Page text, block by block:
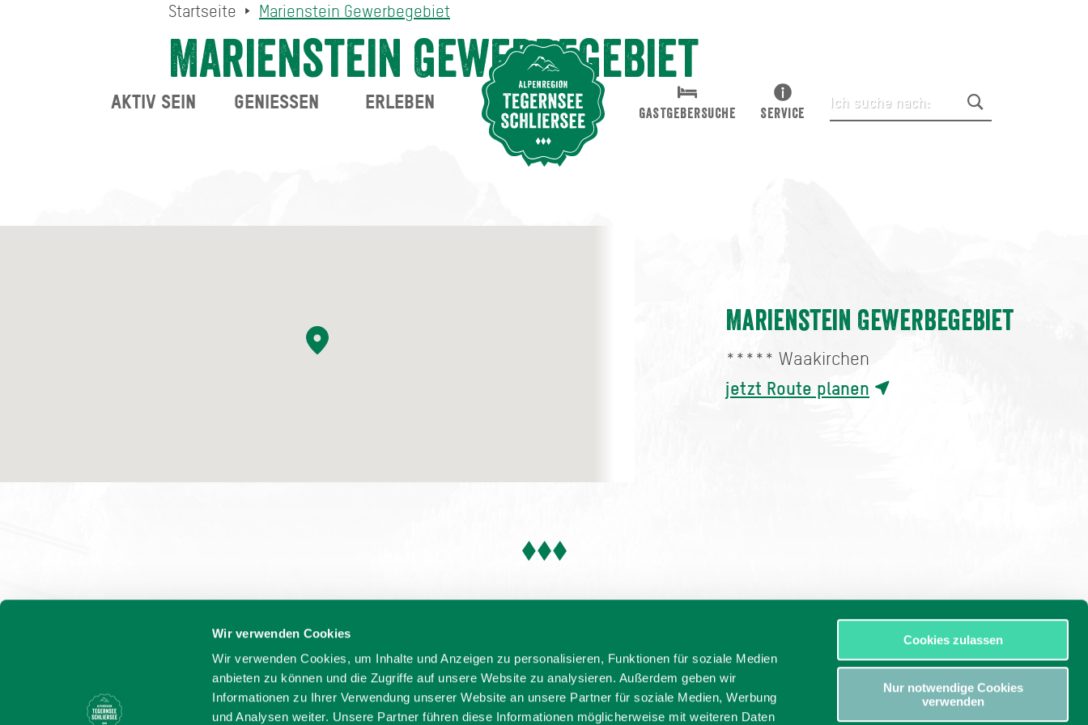
Wir verwenden Cookies
Wir verwenden Cookies, um Inhalte und Anzeigen zu personalisieren, Funktionen für soziale Medien
anbieten zu können und die Zugriffe auf unsere Website zu analysieren. Außerdem geben wir
Informationen zu Ihrer Verwendung unserer Website an unsere Partner für soziale Medien, Werbung
und Analysen weiter. Unsere Partner führen diese Informationen möglicherweise mit weiteren Daten
Cookies zulassen
Nur notwendige Cookies
verwenden
Startseite Marienstein Gewerbegebiet
Marienstein Gewerbegebiet
Marienstein Gewerbegebiet
***** Waakirchen
jetzt Route planen
AKTIV SEIN GENIESSEN ERLEBEN
GASTGEBERSUCHE SERVICE
Suche abschicken